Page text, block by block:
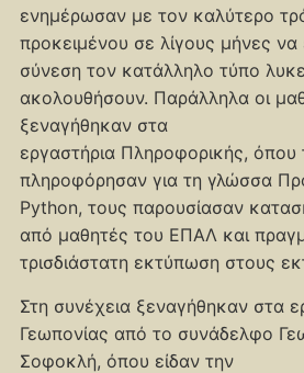
ενημέρωσαν με τον καλύτερο
προκειμένου σε λίγους μήνες να
σύνεση τον κατάλληλο τύπο
ακολουθήσουν. Παράλληλα οι
ξεναγήθηκαν στα
εργαστήρια Πληροφορικής, όπου
πληροφόρησαν για τη γλώσσα
Python, τους παρουσίασαν
από μαθητές του ΕΠΑΛ και
τρισδιάστατη εκτύπωση στους
Στη συνέχεια ξεναγήθηκαν στα
Γεωπονίας από το συνάδελφο
Σοφοκλή, όπου είδαν την